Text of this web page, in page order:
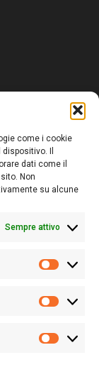
come i cookie
Il
dati come il
Non
su alcune
Sempre attivo
“liberamente” i